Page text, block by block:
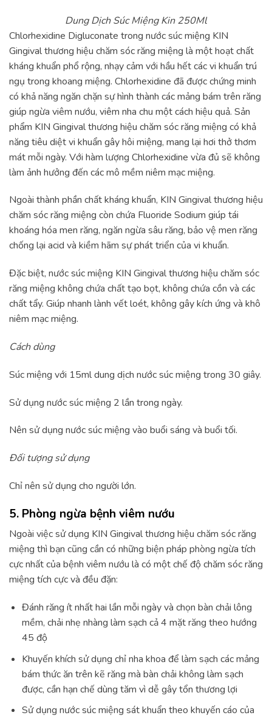
Dung Dịch Súc Miệng Kin 250Ml
Chlorhexidine Digluconate trong nước súc miệng KIN
Gingival thương hiệu chăm sóc răng miệng là một hoạt chất
kháng khuẩn phổ rộng, nhạy cảm với hầu hết các vi khuẩn trú
ngụ trong khoang miệng. Chlorhexidine đã được chứng minh
có khả năng ngăn chặn sự hình thành các mảng bám trên răng
giúp ngừa viêm nướu, viêm nha chu một cách hiệu quả. Sản
phẩm KIN Gingival thương hiệu chăm sóc răng miệng có khả
năng tiêu diệt vi khuẩn gây hôi miệng, mang lại hơi thở thơm
mát mỗi ngày. Với hàm lượng Chlorhexidine vừa đủ sẽ không
làm ảnh hưởng đến các mô mềm niêm mạc miệng.
Ngoài thành phần chất kháng khuẩn, KIN Gingival thương hiệu
chăm sóc răng miệng còn chứa Fluoride Sodium giúp tái
khoáng hóa men răng, ngăn ngừa sâu răng, bảo vệ men răng
chống lại acid và kiềm hãm sự phát triển của vi khuẩn.
Đặc biệt, nước súc miệng KIN Gingival thương hiệu chăm sóc
răng miệng không chứa chất tạo bọt, không chứa cồn và các
chất tẩy. Giúp nhanh lành vết loét, không gây kích ứng và khô
niêm mạc miệng.
Cách dùng
Súc miệng với 15ml dung dịch nước súc miệng trong 30 giây.
Sử dụng nước súc miệng 2 lần trong ngày.
Nên sử dụng nước súc miệng vào buổi sáng và buổi tối.
Đối tượng sử dụng
Chỉ nên sử dụng cho người lớn.
5. Phòng ngừa bệnh viêm nướu
Ngoài việc sử dụng KIN Gingival thương hiệu chăm sóc răng
miệng thì bạn cũng cần có những biện pháp phòng ngừa tích
cực nhất của bệnh viêm nướu là có một chế độ chăm sóc răng
miệng tích cực và đều đặn:
Đánh răng ít nhất hai lần mỗi ngày và chọn bàn chải lông
mềm, chải nhẹ nhàng làm sạch cả 4 mặt răng theo hướng
45 độ
Khuyến khích sử dụng chỉ nha khoa để làm sạch các mảng
bám thức ăn trên kẽ răng mà bàn chải không làm sạch
được, cần hạn chế dùng tăm vì dễ gây tổn thương lợi
Sử dụng nước súc miệng sát khuẩn theo khuyến cáo của